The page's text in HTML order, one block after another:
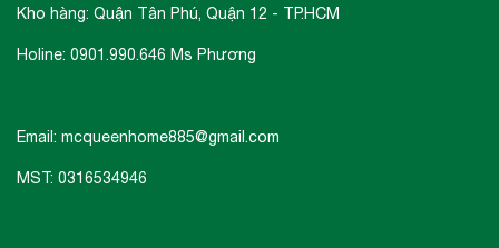
Kho hàng: Quận Tân Phú, Quận 12 - TP.HCM
Holine: 0901.990.646 Ms Phương
Email: mcqueenhome885@gmail.com
MST: 0316534946